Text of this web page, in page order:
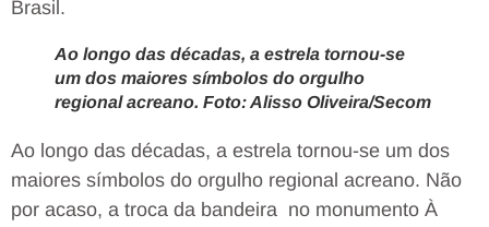
Brasil.
Ao longo das décadas, a estrela tornou-se
um dos maiores símbolos do orgulho
regional acreano. Foto: Alisso Oliveira/Secom
Ao longo das décadas, a estrela tornou-se um dos
maiores símbolos do orgulho regional acreano. Não
por acaso, a troca da bandeira no monumento À